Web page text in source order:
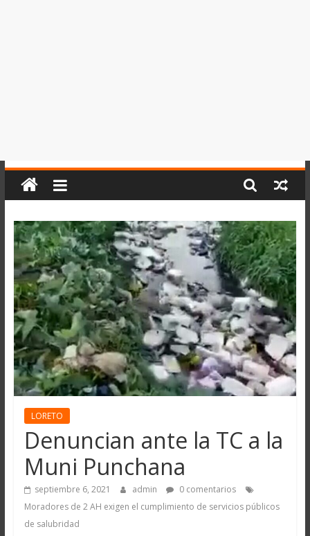
LORETO
Denuncian ante la TC a la
Muni Punchana
septiembre 6, 2021 admin
0 comentarios
Moradores de 2 AH exigen el cumplimiento de servicios públicos
de salubridad